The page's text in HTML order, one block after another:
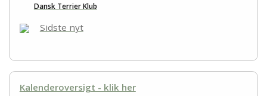
Dansk Terrier Klub
Sidste nyt
Kalenderoversigt - klik her